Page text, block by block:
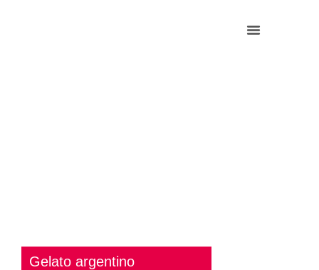
Gelato argentino